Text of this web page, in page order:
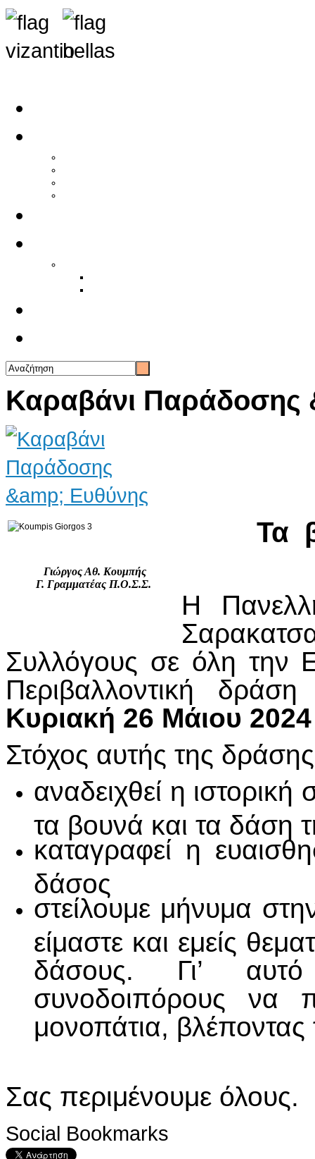
Καραβάνι Παράδοσης
Γιώργος Αθ. Κουμπής
Γ. Γραμματέας Π.Ο.Σ.Σ.
Τα
Η
Συλλόγους σε όλη την
Περιβαλλοντική
Κυριακή 26 Μάιου
Στόχος αυτής της δράσης
αναδειχθεί η
τα βουνά και τα δάση
καταγραφεί η
δάσος
στείλουμε μήνυμα
είμαστε και εμείς
δάσους. Γι’
συνοδοιπόρους να
μονοπάτια, βλέποντας
Σας περιμένουμε όλους.
Social Bookmarks